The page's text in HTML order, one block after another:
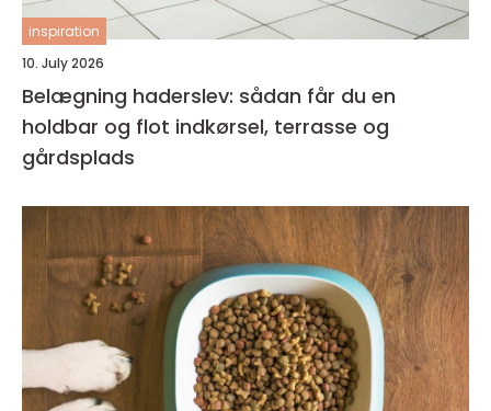
inspiration
10. July 2026
Belægning haderslev: sådan får du en
holdbar og flot indkørsel, terrasse og
gårdsplads